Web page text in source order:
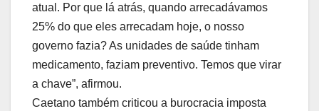
atual. Por que lá atrás, quando arrecadávamos
25% do que eles arrecadam hoje, o nosso
governo fazia? As unidades de saúde tinham
medicamento, faziam preventivo. Temos que virar
a chave”, afirmou.
Caetano também criticou a burocracia imposta